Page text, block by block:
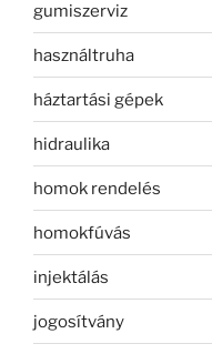
gumiszerviz
használtruha
háztartási gépek
hidraulika
homok rendelés
homokfúvás
injektálás
jogosítvány